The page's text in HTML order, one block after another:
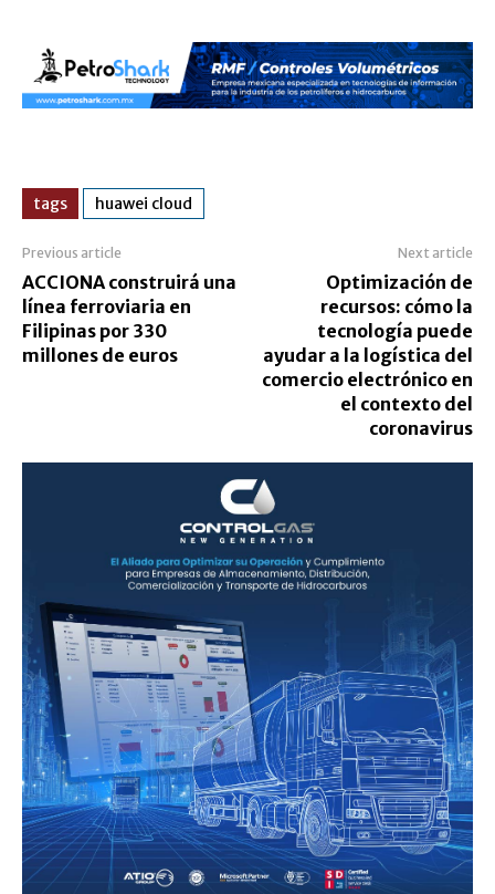
tags huawei cloud
Previous article
ACCIONA construirá una
línea ferroviaria en
Filipinas por 330
millones de euros
Next article
Optimización de
recursos: cómo la
tecnología puede
ayudar a la logística del
comercio electrónico en
el contexto del
coronavirus